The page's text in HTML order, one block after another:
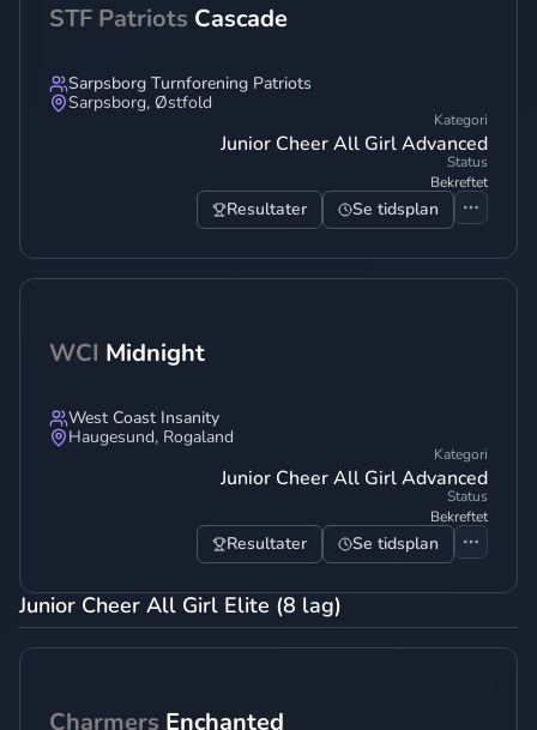
STF Patriots Cascade
Sarpsborg Turnforening Patriots
Sarpsborg, Østfold
Kategori
Junior Cheer All Girl Advanced
Status
Bekreftet
Resultater Se tidsplan
WCI Midnight
West Coast Insanity
Haugesund, Rogaland
Kategori
Junior Cheer All Girl Advanced
Status
Bekreftet
Resultater Se tidsplan
Junior Cheer All Girl Elite (8 lag)
Charmers Enchanted